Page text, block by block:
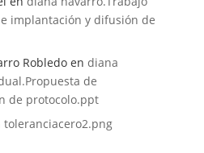
implantación y difusión de
Robledoen diana
de
de protocolo.ppt
toleranciacero2.png